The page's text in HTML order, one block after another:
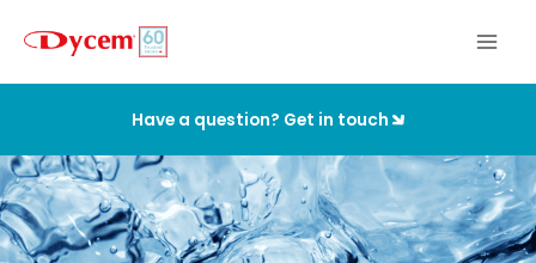
contenido
Have a question? Get in touch